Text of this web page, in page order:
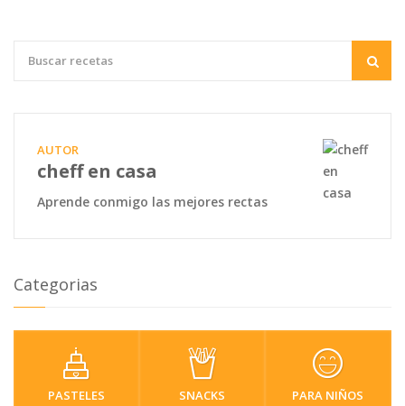
AUTOR
cheff en casa
Aprende conmigo las mejores rectas
Categorias
PASTELES SNACKS PARA NIÑOS